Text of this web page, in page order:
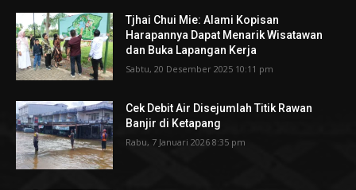
Tjhai Chui Mie: Alami Kopisan
Harapannya Dapat Menarik Wisatawan
dan Buka Lapangan Kerja
Sabtu, 20 Desember 2025 10:11 pm
Cek Debit Air Disejumlah Titik Rawan
Banjir di Ketapang
Rabu, 7 Januari 2026 8:35 pm